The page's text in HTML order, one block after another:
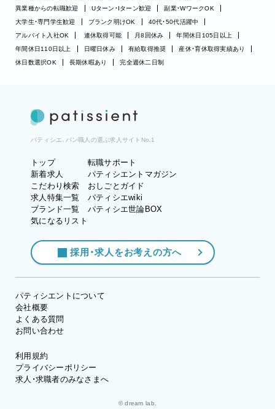
異業種からの転職歓迎
Uターン・Iターン歓迎
副業・WワークOK
大学生・専門学生歓迎
ブランク明けOK
40代・50代活躍中
アルバイト入社OK
連休取得可能 月8回休み
年間休日105日以上
年間休日110日以上
日曜日休み 有給取得推奨
産休・育休取得実績あり
休日数選択OK
長期休暇あり 完全週休二日制
パティシエ、パン職人の選ぶ求人サイトNo.1
トップ
新着求人
こだわり検索
求人特集一覧
ブランド一覧
気になるリスト
転職サポート
パティシエントマガジン
おしごとガイド
パティシエwiki
パティシエ世論BOX
採用・求人をお考えの方へ
パティシエントについて
会社概要
よくある質問
お問い合わせ
利用規約
プライバシーポリシー
求人・求職者のみなさまへ
© dream lab.